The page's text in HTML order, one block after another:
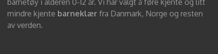
mindre kjente barneklær fra Danmark, Norge og resten
av verden.